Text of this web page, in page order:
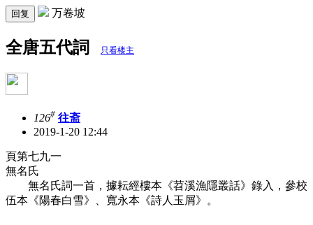
回复 万卷坡
全唐五代詞 只看楼主
126# 往斋
2019-1-20 12:44
頁第七九一
無名氏
無名氏詞一首，據耘經樓本《苕溪漁隱叢話》錄入，參校
伍本《陽春白雪》、寬永本《詩人玉屑》。